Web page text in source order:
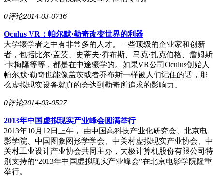
0评论2014-03-0716
Oculus VR：帕尔默·勒奇改变世界的利器
大学辍学者之中有非常多的人才。一些顶级的企业家和创新
者，包括比尔·盖茨、史蒂夫·乔布斯、马克·扎克伯格、詹姆斯
·卡梅隆等等，都是在中途辍学的。如果VR公司Oculus创始人
帕尔默·勒奇也能像盖茨或者乔布斯一样被人们记住的话，那
么虚拟现实设备就真的会达到勒奇所追求的影响力。
0评论2014-03-0527
2013年中国虚拟现实产业峰会圆满举行
2013年10月12日上午， 由中国高科技产业化研究会、北京电
影学院、中国图象图形学学会、中关村虚拟现实产业协会、中
关村工业设计产业协会共同主办，太极计算机股份有限公司特
别支持的“2013年中国虚拟现实产业峰会”在北京电影学院隆重
举行。